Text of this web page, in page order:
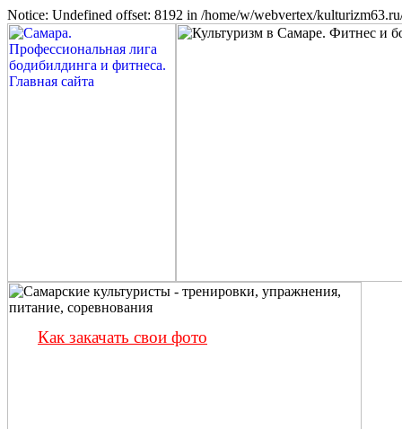
Notice: Undefined offset: 8192 in /home/w/webvertex/
Как закачать свои фото